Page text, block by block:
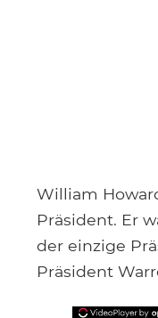
William
Präsident. Er
der einzige
Präsident